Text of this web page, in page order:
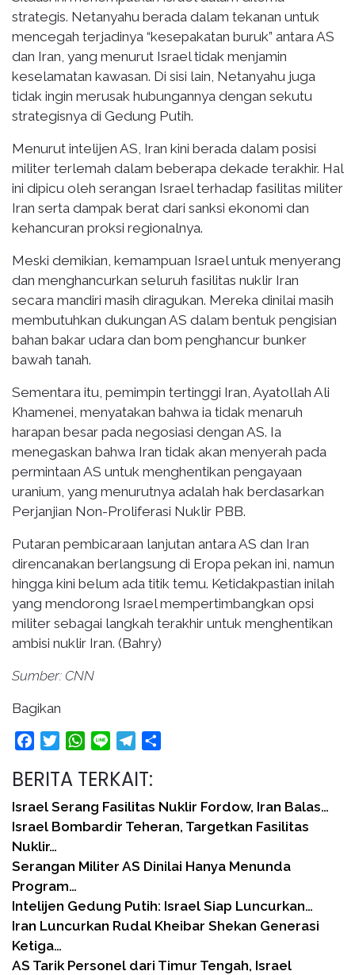
strategis. Netanyahu berada dalam tekanan untuk
mencegah terjadinya “kesepakatan buruk” antara AS
dan Iran, yang menurut Israel tidak menjamin
keselamatan kawasan. Di sisi lain, Netanyahu juga
tidak ingin merusak hubungannya dengan sekutu
strategisnya di Gedung Putih.
Menurut intelijen AS, Iran kini berada dalam posisi
militer terlemah dalam beberapa dekade terakhir. Hal
ini dipicu oleh serangan Israel terhadap fasilitas militer
Iran serta dampak berat dari sanksi ekonomi dan
kehancuran proksi regionalnya.
Meski demikian, kemampuan Israel untuk menyerang
dan menghancurkan seluruh fasilitas nuklir Iran
secara mandiri masih diragukan. Mereka dinilai masih
membutuhkan dukungan AS dalam bentuk pengisian
bahan bakar udara dan bom penghancur bunker
bawah tanah.
Sementara itu, pemimpin tertinggi Iran, Ayatollah Ali
Khamenei, menyatakan bahwa ia tidak menaruh
harapan besar pada negosiasi dengan AS. Ia
menegaskan bahwa Iran tidak akan menyerah pada
permintaan AS untuk menghentikan pengayaan
uranium, yang menurutnya adalah hak berdasarkan
Perjanjian Non-Proliferasi Nuklir PBB.
Putaran pembicaraan lanjutan antara AS dan Iran
direncanakan berlangsung di Eropa pekan ini, namun
hingga kini belum ada titik temu. Ketidakpastian inilah
yang mendorong Israel mempertimbangkan opsi
militer sebagai langkah terakhir untuk menghentikan
ambisi nuklir Iran. (Bahry)
Sumber: CNN
Bagikan
FacebookTwitterWhatsApp
Line Telegram
BERITA TERKAIT:
Israel Serang Fasilitas Nuklir Fordow, Iran Balas…
Israel Bombardir Teheran, Targetkan Fasilitas
Nuklir…
Serangan Militer AS Dinilai Hanya Menunda
Program…
Intelijen Gedung Putih: Israel Siap Luncurkan…
Iran Luncurkan Rudal Kheibar Shekan Generasi
Ketiga…
AS Tarik Personel dari Timur Tengah, Israel